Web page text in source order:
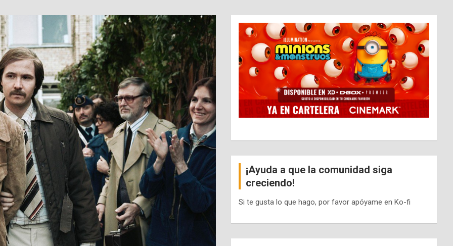
¡Ayuda a que la comunidad siga
creciendo!
Si te gusta lo que hago, por favor apóyame en Ko-fi